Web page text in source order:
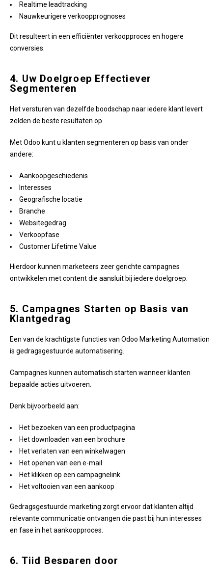
Realtime leadtracking
Nauwkeurigere verkoopprognoses
Dit resulteert in een efficiënter verkoopproces en hogere
conversies.
4. Uw Doelgroep Effectiever
Segmenteren
Het versturen van dezelfde boodschap naar iedere klant levert
zelden de beste resultaten op.
Met Odoo kunt u klanten segmenteren op basis van onder
andere:
Aankoopgeschiedenis
Interesses
Geografische locatie
Branche
Websitegedrag
Verkoopfase
Customer Lifetime Value
Hierdoor kunnen marketeers zeer gerichte campagnes
ontwikkelen met content die aansluit bij iedere doelgroep.
5. Campagnes Starten op Basis van
Klantgedrag
Een van de krachtigste functies van Odoo Marketing Automation
is gedragsgestuurde automatisering.
Campagnes kunnen automatisch starten wanneer klanten
bepaalde acties uitvoeren.
Denk bijvoorbeeld aan:
Het bezoeken van een productpagina
Het downloaden van een brochure
Het verlaten van een winkelwagen
Het openen van een e-mail
Het klikken op een campagnelink
Het voltooien van een aankoop
Gedragsgestuurde marketing zorgt ervoor dat klanten altijd
relevante communicatie ontvangen die past bij hun interesses
en fase in het aankoopproces.
6. Tijd Besparen door